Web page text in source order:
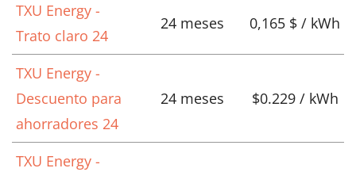
TXU Energy -
Trato claro 24
24 meses 0,165 $ / kWh
TXU Energy -
Descuento para
ahorradores 24
24 meses $0.229 / kWh
TXU Energy -